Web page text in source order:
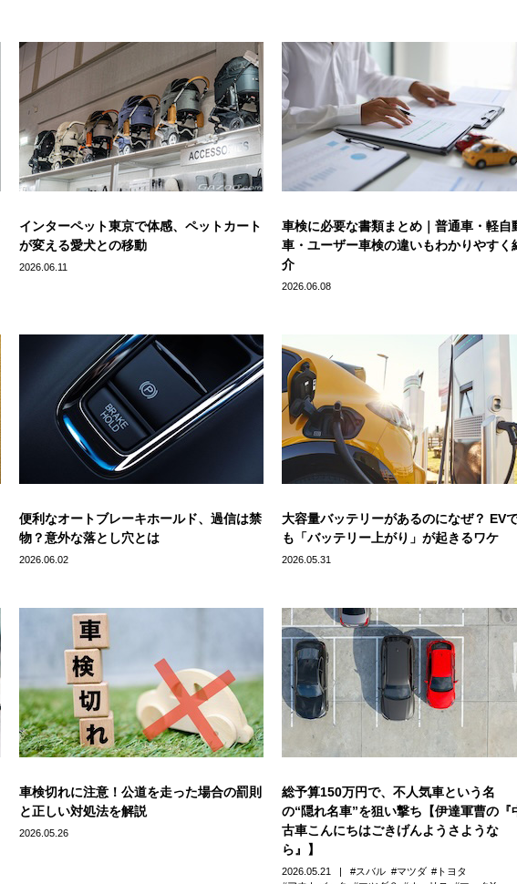
インターペット東京で体感、ペットカート
が変える愛犬との移動
2026.06.11
車検に必要な書類まとめ｜普通車・軽自
車・ユーザー車検の違いもわかりやすく
介
2026.06.08
便利なオートブレーキホールド、過信は禁
物？意外な落とし穴とは
2026.06.02
大容量バッテリーがあるのになぜ？ EV
も「バッテリー上がり」が起きるワケ
2026.05.31
車検切れに注意！公道を走った場合の罰則
と正しい対処法を解説
2026.05.26
総予算150万円で、不人気車という名
の“隠れ名車”を狙い撃ち【伊達軍曹の『
古車こんにちはごきげんようさような
ら』】
2026.05.21 スバル マツダ
トヨタ